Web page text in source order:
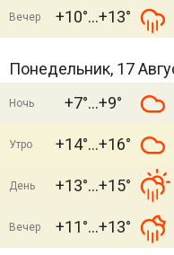
Вечер +10° +13°
Понедельник, 17
Ночь +7° +9°
Утро +14° +16°
День +13° +15°
Вечер +11° +13°